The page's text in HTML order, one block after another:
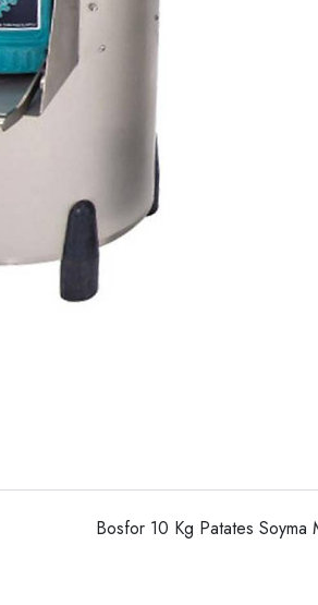
Bosfor 10 Kg Patates Soyma